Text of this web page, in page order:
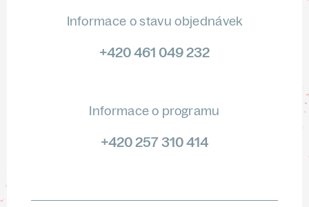
Informace o stavu objednávek
+420 461 049 232
Informace o programu
+420 257 310 414